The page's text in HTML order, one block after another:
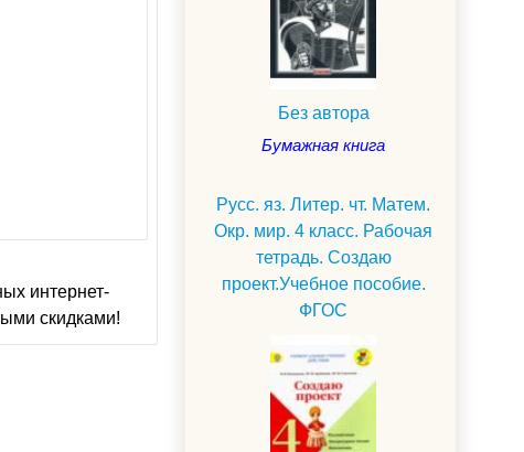
интернет-
скидками!
Без автора
Бумажная книга
Русс. яз. Литер. чт. Матем.
Окр. мир. 4 класс. Рабочая
тетрадь. Создаю
проект.Учебное пособие.
ФГОС